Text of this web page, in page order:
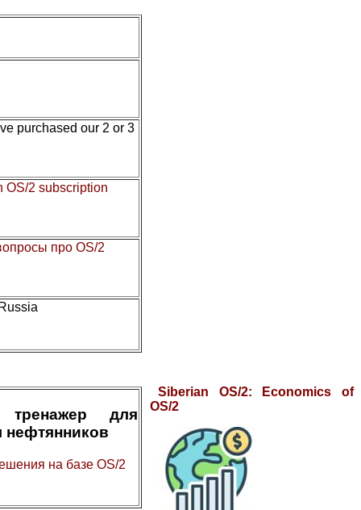
purchased our 2 or 3
OS/2 subscription
про OS/2
для
нефтянников
на базе OS/2
Siberian OS/2: Economics of
OS/2